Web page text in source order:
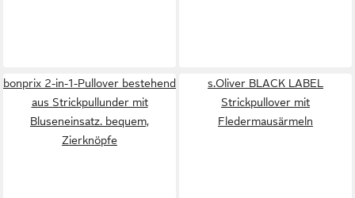
bonprix 2-in-1-Pullover bestehend
aus Strickpullunder mit
Bluseneinsatz. bequem,
Zierknöpfe
s.Oliver BLACK LABEL
Strickpullover mit
Fledermausärmeln